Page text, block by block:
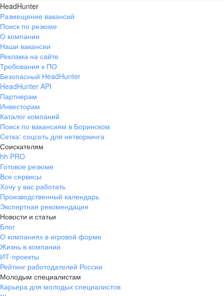
HeadHunter
Размещение вакансий
Поиск по резюме
О компании
Наши вакансии
Реклама на сайте
Требования к ПО
Безопасный HeadHunter
HeadHunter API
Партнерам
Инвесторам
Каталог компаний
Поиск по вакансиям в Боринском
Сетка: соцсеть для нетворкинга
Соискателям
hh PRO
Готовое резюме
Все сервисы
Хочу у вас работать
Производственный календарь
Экспертная рекомендация
Новости и статьи
Блог
О компаниях в игровой форме
Жизнь в компании
ИТ-проекты
Рейтинг работодателей России
Молодым специалистам
Карьера для молодых специалистов